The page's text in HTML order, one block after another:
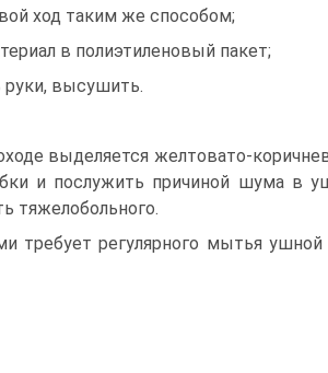
ход таким же способом;
в полиэтиленовый пакет;
руки, высушить.
выделяется желтовато-
и послужить причиной шума в
тяжелобольного.
требует регулярного мытья ушной